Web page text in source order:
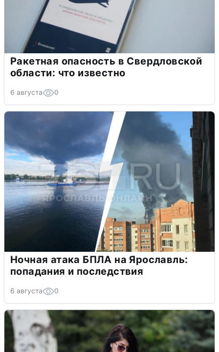
Ракетная опасность в Свердловской
области: что известно
6 августа 0
Ночная атака БПЛА на Ярославль:
попадания и последствия
6 августа 0